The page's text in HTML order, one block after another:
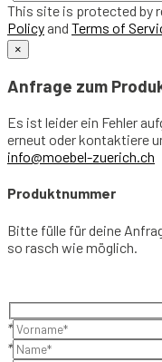
This site is protected by
Policy and Terms of
×
Anfrage zum
Es ist leider ein Fehler
erneut oder kontaktiere
info@moebel-zuerich.ch
Produktnummer
Bitte fülle für deine
so rasch wie möglich.
*
*